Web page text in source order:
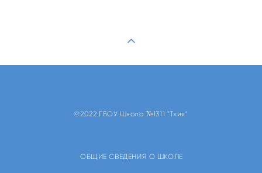
©2022 ГБОУ Школа №1311 "Тхия"
ОБЩИЕ СВЕДЕНИЯ О ШКОЛЕ